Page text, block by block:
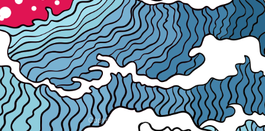
Copyright © 2026安逸导航